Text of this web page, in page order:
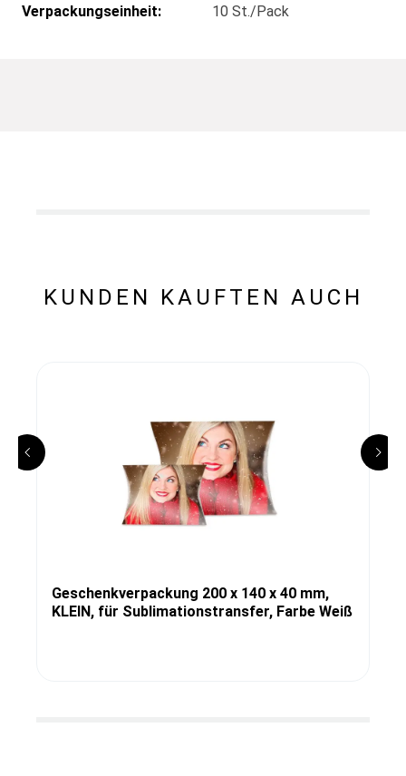
Verpackungseinheit: 10 St./Pack
KUNDEN KAUFTEN AUCH
Geschenkverpackung 200 x 140 x 40 mm,
KLEIN, für Sublimationstransfer, Farbe Weiß